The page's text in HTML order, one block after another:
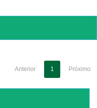
Anterior 1 Próximo